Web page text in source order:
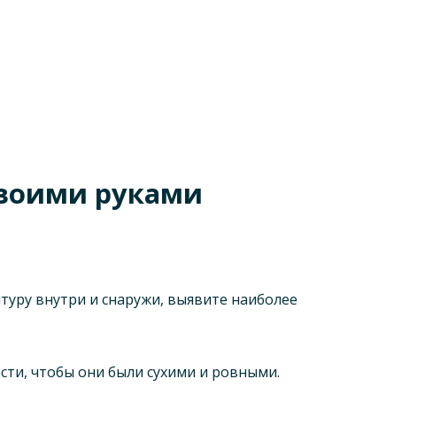
руками
внутри и снаружи, выявите наиболее
чтобы они были сухими и ровными.